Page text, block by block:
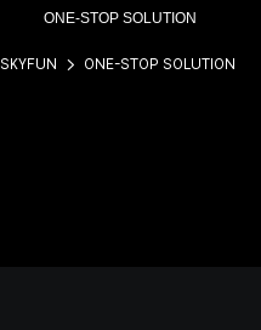
ONE-STOP SOLUTION
SKYFUN ONE-STOP SOLUTION